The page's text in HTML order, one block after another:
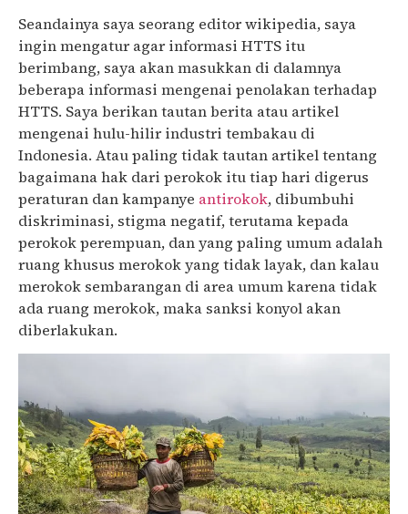
Seandainya saya seorang editor wikipedia, saya
ingin mengatur agar informasi HTTS itu
berimbang, saya akan masukkan di dalamnya
beberapa informasi mengenai penolakan terhadap
HTTS. Saya berikan tautan berita atau artikel
mengenai hulu-hilir industri tembakau di
Indonesia. Atau paling tidak tautan artikel tentang
bagaimana hak dari perokok itu tiap hari digerus
peraturan dan kampanye antirokok, dibumbuhi
diskriminasi, stigma negatif, terutama kepada
perokok perempuan, dan yang paling umum adalah
ruang khusus merokok yang tidak layak, dan kalau
merokok sembarangan di area umum karena tidak
ada ruang merokok, maka sanksi konyol akan
diberlakukan.